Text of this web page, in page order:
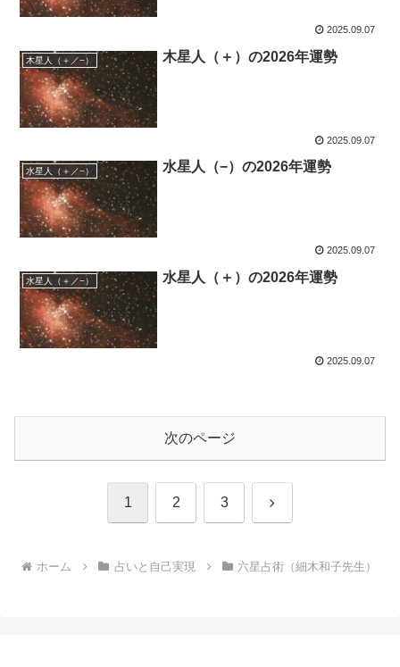
2025.09.07
木星人（＋／−） 木星人（＋）の2026年運勢
2025.09.07
水星人（＋／−） 水星人（−）の2026年運勢
2025.09.07
水星人（＋／−） 水星人（＋）の2026年運勢
2025.09.07
次のページ
1 2 3 次
ホーム 占いと自己実現 六星占術（細木和子先生）